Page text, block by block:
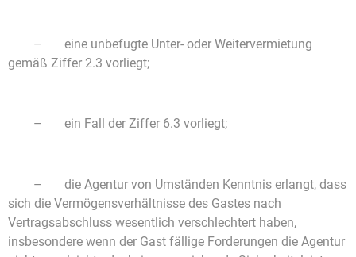
– eine unbefugte Unter- oder Weitervermietung
gemäß Ziffer 2.3 vorliegt;
– ein Fall der Ziffer 6.3 vorliegt;
– die Agentur von Umständen Kenntnis erlangt, dass
sich die Vermögensverhältnisse des Gastes nach
Vertragsabschluss wesentlich verschlechtert haben,
insbesondere wenn der Gast fällige Forderungen die Agentur